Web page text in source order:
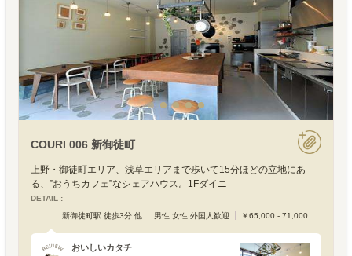
COURI 006 新御徒町
上野・御徒町エリア、浅草エリアまで歩いて15分ほどの立地にあ
る、”おうちカフェ”なシェアハウス。1Fダイニ
DETAIL :
新御徒町駅 徒歩3分 他
男性 女性 外国人歓迎 ￥65,000 - 71,000
おいしいカタチ